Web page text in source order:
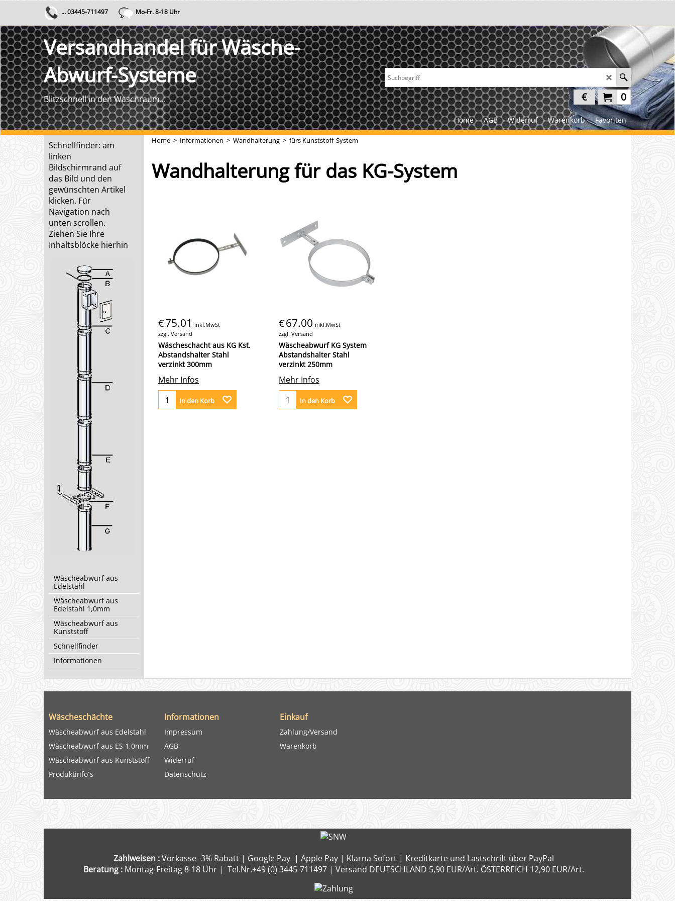
... 03445-711497 Mo-Fr. 8-18 Uhr
Versandhandel für Wäsche-
Abwurf-Systeme
Blitzschnell in den Waschraum... 0
€
Home AGB Widerruf Warenkorb Favoriten
Schnellfinder: am
linken
Bildschirmrand auf
das Bild und den
gewünschten Artikel
klicken. Für
Navigation nach
unten scrollen.
Ziehen Sie Ihre
Inhaltsblöcke hierhin
Wäscheabwurf aus
Edelstahl
Wäscheabwurf aus
Edelstahl 1,0mm
Wäscheabwurf aus
Kunststoff
Schnellfinder
Informationen
Home > Informationen > Wandhalterung > fürs Kunststoff-System
Wandhalterung für das KG-System
€75.01 inkl.MwSt
zzgl. Versand
Wäscheschacht aus KG Kst.
Abstandshalter Stahl
verzinkt 300mm
Mehr Infos
In den Korb
€67.00 inkl.MwSt
zzgl. Versand
Wäscheabwurf KG System
Abstandshalter Stahl
verzinkt 250mm
Mehr Infos
In den Korb
Wäscheschächte
Wäscheabwurf aus Edelstahl
Wäscheabwurf aus ES 1,0mm
Wäscheabwurf aus Kunststoff
Produktinfo´s
Informationen
Impressum
AGB
Widerruf
Datenschutz
Einkauf
Zahlung/Versand
Warenkorb
Zahlweisen :Vorkasse -3% Rabatt | Google Pay | Apple Pay | Klarna Sofort | Kreditkarte und Lastschrift über PayPal
Beratung :Montag-Freitag 8-18 Uhr | Tel.Nr.+49 (0) 3445-711497 | Versand DEUTSCHLAND 5,90 EUR/Art. ÖSTERREICH 12,90 EUR/Art.